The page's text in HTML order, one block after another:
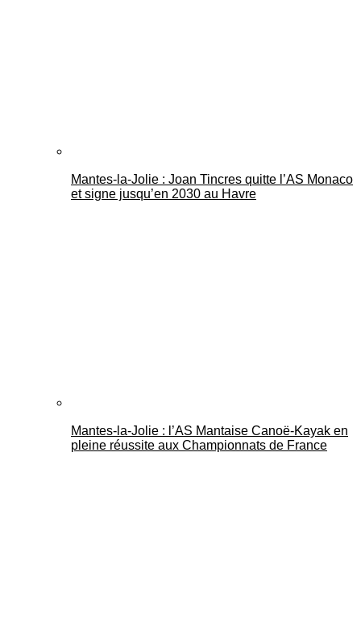
Mantes-la-Jolie : Joan Tincres quitte l’AS Monaco
et signe jusqu’en 2030 au Havre
Mantes-la-Jolie : l’AS Mantaise Canoë‑Kayak en
pleine réussite aux Championnats de France